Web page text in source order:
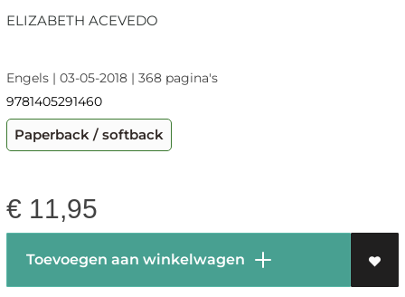
ELIZABETH ACEVEDO
Engels | 03-05-2018 | 368 pagina's
9781405291460
Paperback / softback
€ 11,95
Toevoegen aan winkelwagen